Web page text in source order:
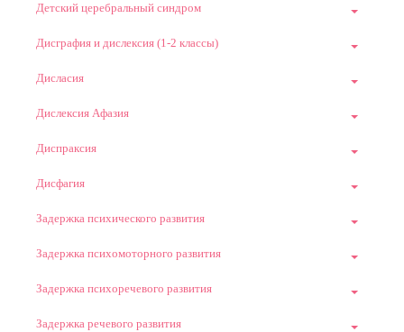
Детский церебральный синдром
Дисграфия и дислексия (1-2 классы)
Дисласия
Дислексия Афазия
Диспраксия
Дисфагия
Задержка психического развития
Задержка психомоторного развития
Задержка психоречевого развития
Задержка речевого развития